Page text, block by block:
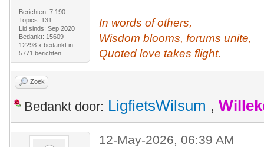
Berichten: 7.190
Topics: 131
Lid sinds: Sep 2020
Bedankt: 15609
12298 x bedankt in
5771 berichten
In words of others,
Wisdom blooms, forums unite,
Quoted love takes flight.
Zoek
Bedankt door: LigfietsWilsum ,
12-May-2026, 06:39 AM